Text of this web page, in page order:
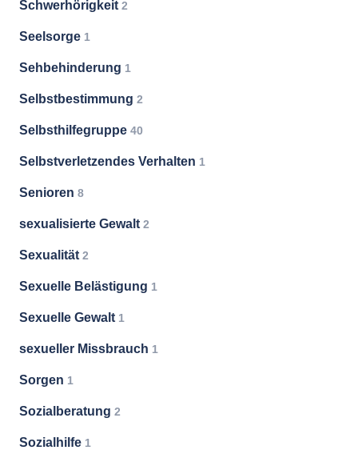
Schwerhörigkeit 2
Seelsorge 1
Sehbehinderung 1
Selbstbestimmung 2
Selbsthilfegruppe 40
Selbstverletzendes Verhalten 1
Senioren 8
sexualisierte Gewalt 2
Sexualität 2
Sexuelle Belästigung 1
Sexuelle Gewalt 1
sexueller Missbrauch 1
Sorgen 1
Sozialberatung 2
Sozialhilfe 1